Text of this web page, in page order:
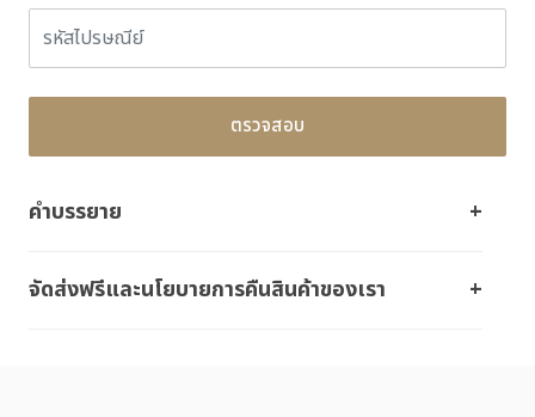
ตรวจสอบ
คำบรรยาย
จัดส่งฟรีและนโยบายการคืนสินค้าของเรา